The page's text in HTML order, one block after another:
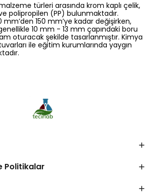
türleri arasında krom kaplı çelik,
polipropilen (PP) bulunmaktadır.
150 mm’ye kadar değişirken,
10 mm - 13 mm çapındaki boru
oturacak şekilde tasarlanmıştır. Kimya
ile eğitim kurumlarında yaygın
Politikalar